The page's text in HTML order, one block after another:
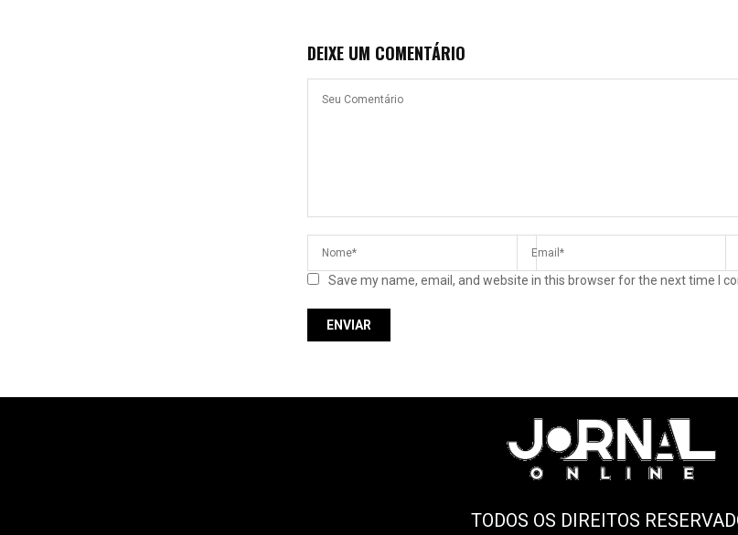
DEIXE UM COMENTÁRIO
Save my name, email, and website in this browser for the next time I
TODOS OS DIREITOS